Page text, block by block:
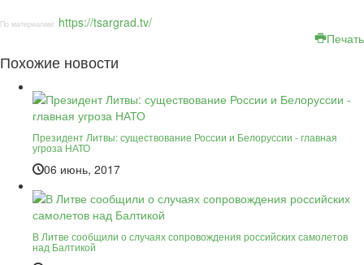
По материалам: https://tsargrad.tv/
Печать
Похожие новости
Президент Литвы: существование России и Белоруссии - главная
угроза НАТО
06 июнь, 2017
В Литве сообщили о случаях сопровождения российских самолетов
над Балтикой